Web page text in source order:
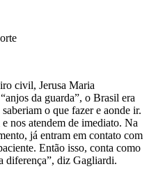
civil, Jerusa Maria
da guarda”, o Brasil era
o que fazer e aonde ir.
nos atendem de imediato. Na
já entram em contato com
Então isso, conta como
diferença”, diz Gagliardi.